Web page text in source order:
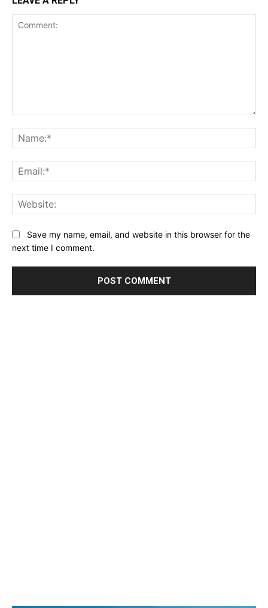
Save my name, email, and website in this browser for the
next time I comment.